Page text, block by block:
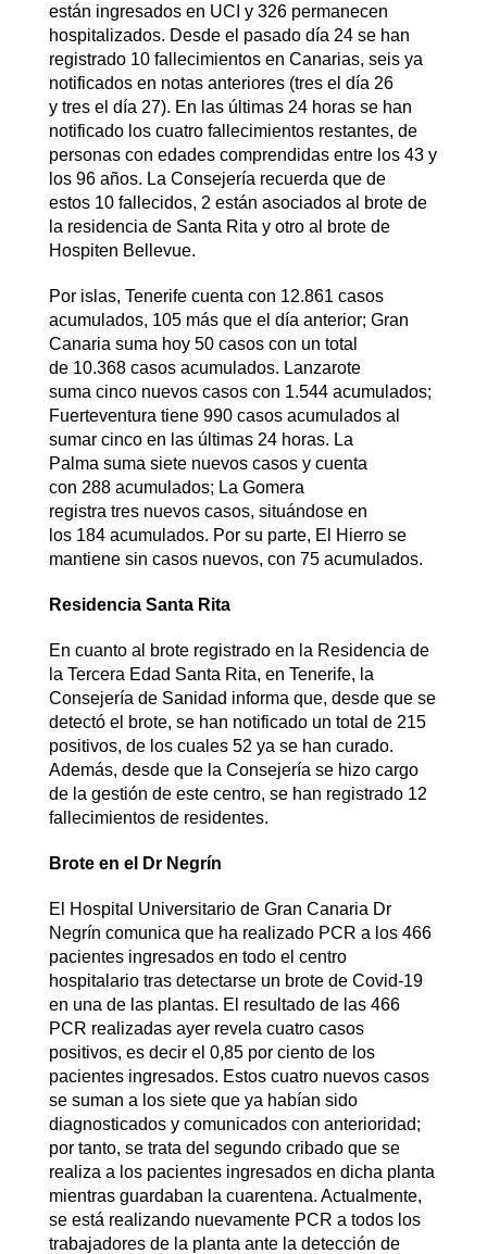
están ingresados en UCI y 326 permanecen
hospitalizados. Desde el pasado día 24 se han
registrado 10 fallecimientos en Canarias, seis ya
notificados en notas anteriores (tres el día 26
y tres el día 27). En las últimas 24 horas se han
notificado los cuatro fallecimientos restantes, de
personas con edades comprendidas entre los 43 y
los 96 años. La Consejería recuerda que de
estos 10 fallecidos, 2 están asociados al brote de
la residencia de Santa Rita y otro al brote de
Hospiten Bellevue.
Por islas, Tenerife cuenta con 12.861 casos
acumulados, 105 más que el día anterior; Gran
Canaria suma hoy 50 casos con un total
de 10.368 casos acumulados. Lanzarote
suma cinco nuevos casos con 1.544 acumulados;
Fuerteventura tiene 990 casos acumulados al
sumar cinco en las últimas 24 horas. La
Palma suma siete nuevos casos y cuenta
con 288 acumulados; La Gomera
registra tres nuevos casos, situándose en
los 184 acumulados. Por su parte, El Hierro se
mantiene sin casos nuevos, con 75 acumulados.
Residencia Santa Rita
En cuanto al brote registrado en la Residencia de
la Tercera Edad Santa Rita, en Tenerife, la
Consejería de Sanidad informa que, desde que se
detectó el brote, se han notificado un total de 215
positivos, de los cuales 52 ya se han curado.
Además, desde que la Consejería se hizo cargo
de la gestión de este centro, se han registrado 12
fallecimientos de residentes.
Brote en el Dr Negrín
El Hospital Universitario de Gran Canaria Dr
Negrín comunica que ha realizado PCR a los 466
pacientes ingresados en todo el centro
hospitalario tras detectarse un brote de Covid-19
en una de las plantas. El resultado de las 466
PCR realizadas ayer revela cuatro casos
positivos, es decir el 0,85 por ciento de los
pacientes ingresados. Estos cuatro nuevos casos
se suman a los siete que ya habían sido
diagnosticados y comunicados con anterioridad;
por tanto, se trata del segundo cribado que se
realiza a los pacientes ingresados en dicha planta
mientras guardaban la cuarentena. Actualmente,
se está realizando nuevamente PCR a todos los
trabajadores de la planta ante la detección de